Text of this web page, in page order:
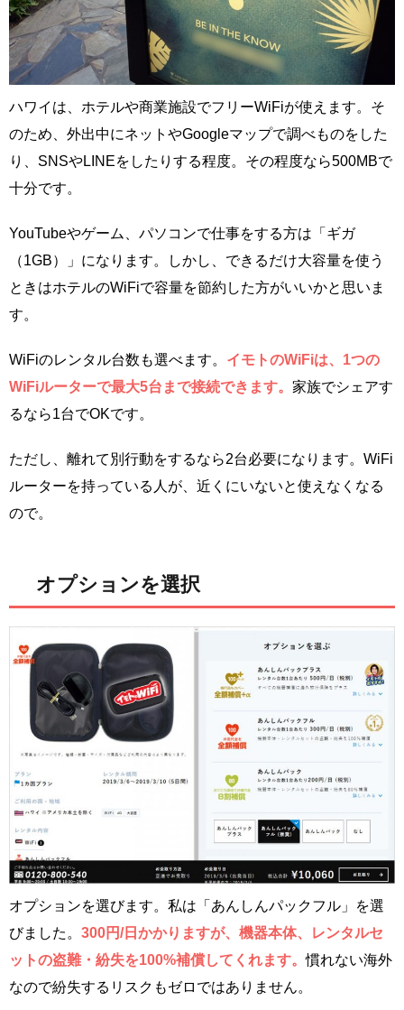
ハワイは、ホテルや商業施設でフリーWiFiが使えます。そ
のため、外出中にネットやGoogleマップで調べものをした
り、SNSやLINEをしたりする程度。その程度なら500MBで
十分です。
YouTubeやゲーム、パソコンで仕事をする方は「ギガ
（1GB）」になります。しかし、できるだけ大容量を使う
ときはホテルのWiFiで容量を節約した方がいいかと思いま
す。
WiFiのレンタル台数も選べます。 イモトのWiFiは、1つの
WiFiルーターで最大5台まで接続できます。 家族でシェアす
るなら1台でOKです。
ただし、離れて別行動をするなら2台必要になります。WiFi
ルーターを持っている人が、近くにいないと使えなくなる
ので。
オプションを選択
オプションを選びます。私は「あんしんパックフル」を選
びました。 300円/日かかりますが、機器本体、レンタルセ
ットの盗難・紛失を100%補償してくれます。慣れない海外
なので紛失するリスクもゼロではありません。